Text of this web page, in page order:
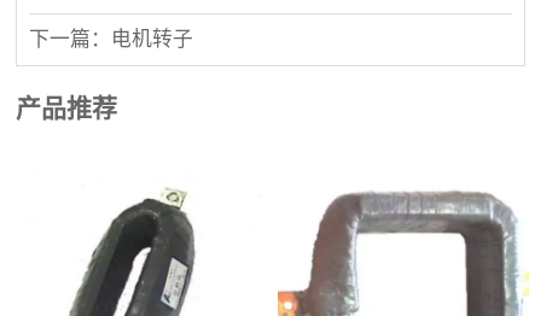
下一篇：电机转子
产品推荐